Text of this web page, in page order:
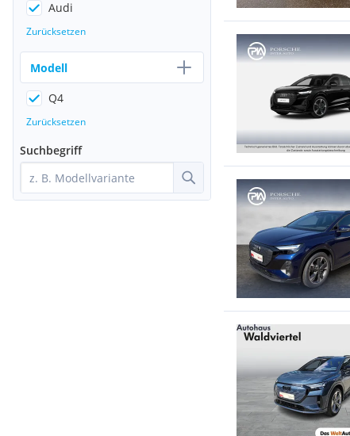
Audi
Zurücksetzen
Modell
Q4
Zurücksetzen
Suchbegriff